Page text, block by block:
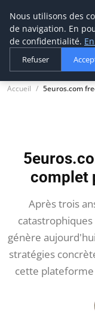
Trouvez les meilleures adresses
Accueil 5euros.com
complet
Après trois
génère
stratégies
cette plateforme
Nous utilisons des
de navigation. En
de confidentialité.
Refuser